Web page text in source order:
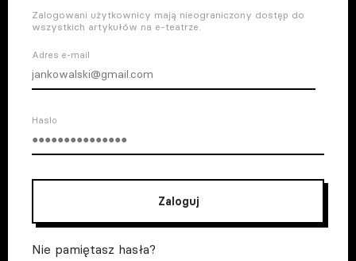
Zalogowani użytkownicy mają nieograniczony dostęp do
wszystkich artykułów na e-teatrze.
Adres e-mail
Haslo
Zaloguj
Nie pamiętasz hasła?